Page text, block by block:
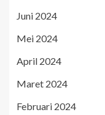
Juni 2024
Mei 2024
April 2024
Maret 2024
Februari 2024